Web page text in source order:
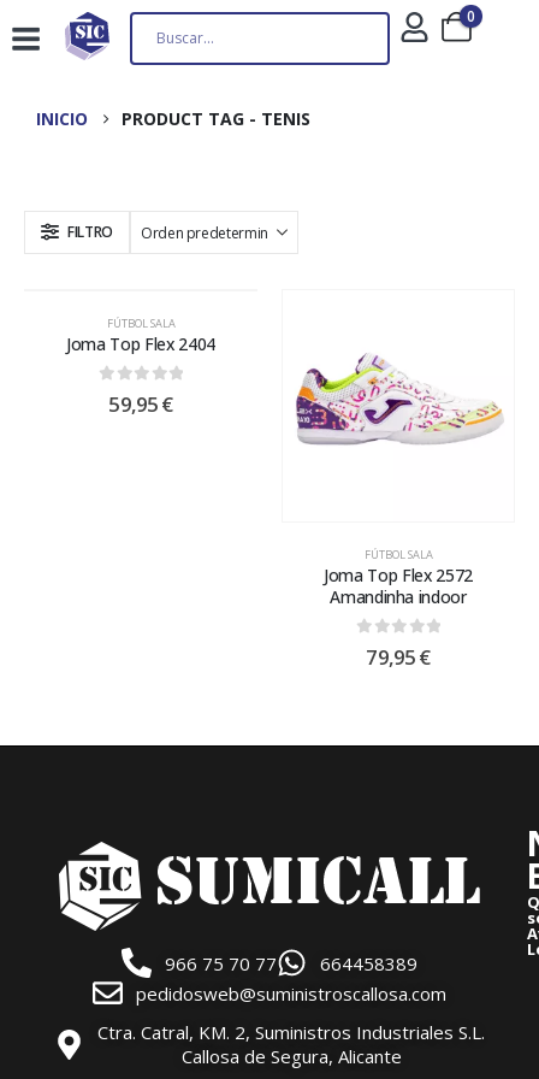
0
INICIO PRODUCT TAG - TENIS
FILTRO
FÚTBOL SALA
Joma Top Flex 2404
0out of 5
59,95€
FÚTBOL SALA
Joma Top Flex 2572
Amandinha indoor
0out of 5
79,95€
966 75 70 77
664458389
pedidosweb@suministroscallosa.com
Ctra. Catral, KM. 2, Suministros Industriales S.L.
Callosa de Segura, Alicante